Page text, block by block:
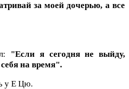
за моей дочерью, а все
"Если я сегодня не выйду,
на время".
у Е Цю.